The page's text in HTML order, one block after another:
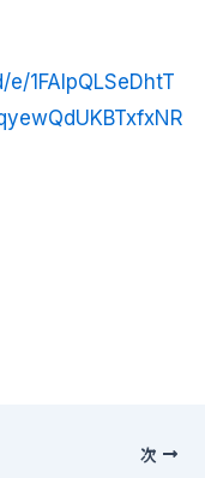
1FAIpQLSeDhtT
次